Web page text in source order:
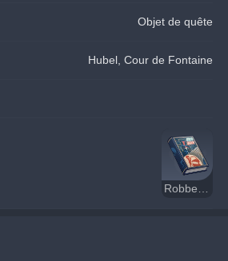
Objet de quête
Hubel, Cour de Fontaine
Robben contre Chesterton : La broche irisée